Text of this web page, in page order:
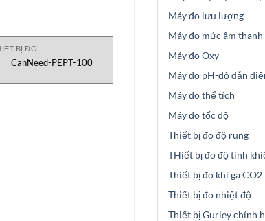
Máy đo lưu lượng
Máy đo mức âm thanh
Máy đo Oxy
Máy đo pH-độ dẫn
Máy đo thể tích
Máy đo tốc độ
Thiết bị đo độ rung
THiết bị đo độ tinh
Thiết bị đo khí ga CO2
Thiết bị đo nhiệt độ
Thiết bị Gurley chính
BỊ ĐO
CanNeed-PEPT-100
Đầu dò HMP80 N1E1S0
Vaisala Vietnam